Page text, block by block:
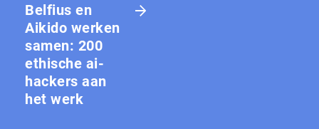
Belfius en
Aikido werken
samen: 200
ethische ai-
hackers aan
het werk